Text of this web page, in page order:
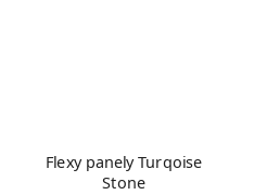
Flexy panely Turqoise
Stone